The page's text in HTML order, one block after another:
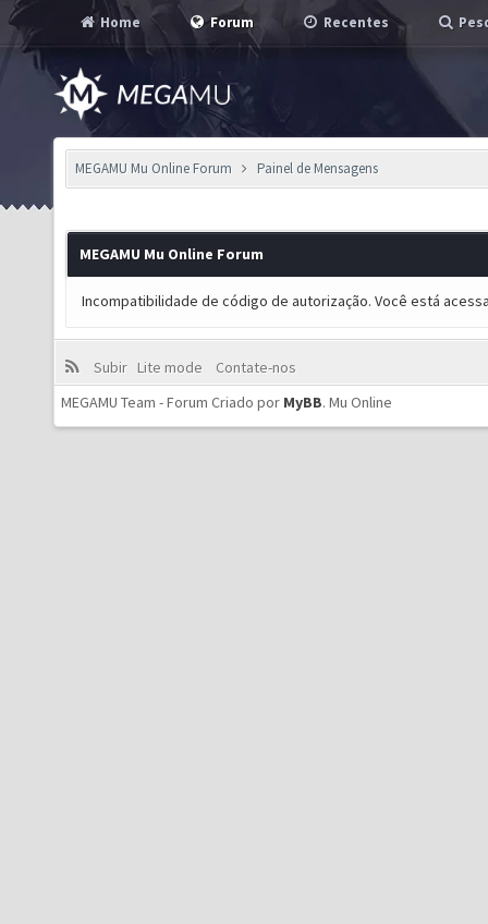
Home Forum Recentes
MEGAMU Mu Online Forum Painel de Mensagens
MEGAMU Mu Online Forum
Incompatibilidade de código de autorização. Você está
Subir Lite mode
Contate-nos
MEGAMU Team - Forum Criado por MyBB. Mu Online